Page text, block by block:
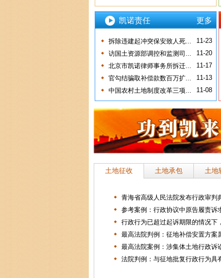
凯诺责任 更多
拆除违建起冲突保安致人死...
11-23
访国土资源部调控和监测司...
11-20
北京市凯诺律师事务所拆迁...
11-17
官勾结骗取补偿款数百万扩...
11-13
中国农村土地制度改革三项...
11-08
土地征收 土地承包 土地
青海省高级人民法院发布行政审判
参考案例：行政协议中原告履责诉
行政行为已超过起诉期限的情况下
最高法院判例：征地补偿安置方案
最高法院案例：涉集体土地行政诉
法院判例：与征地批复行政行为具